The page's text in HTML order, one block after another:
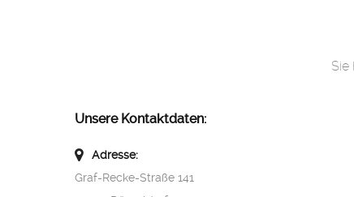
Sie
Unsere Kontaktdaten:
Adresse:
Graf-Recke-Straße 141